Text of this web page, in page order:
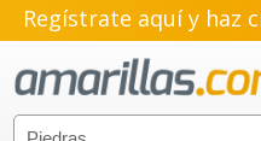
Regístrate aquí y haz